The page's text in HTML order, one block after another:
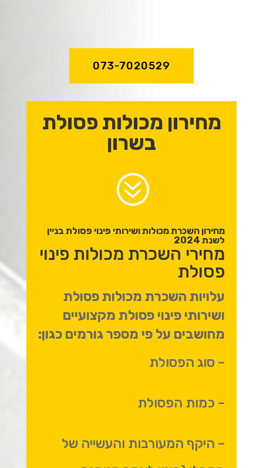
073-7020529
מחירון מכולות פסולת
בשרון
?
מחירון השכרת מכולות ושירותי פינוי פסולת בניין
לשנת 2024
מחירי השכרת מכולות פינוי
פסולת
עלויות השכרת מכולות פסולת
ושירותי פינוי פסולת מקצועיים
מחושבים על פי מספר גורמים כגון:
– סוג הפסולת
– כמות הפסולת
– היקף המעורבות והעשייה של